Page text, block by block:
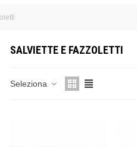
SALVIETTE E FAZZOLETTI
Seleziona